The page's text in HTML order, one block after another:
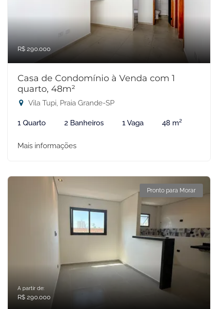
R$ 290.000
Casa de Condomínio à Venda com 1
quarto, 48m²
Vila Tupi, Praia Grande-SP
1 Quarto 2 Banheiros 1 Vaga 48 m²
Mais informações
Pronto para Morar
A partir de:
R$ 290.000